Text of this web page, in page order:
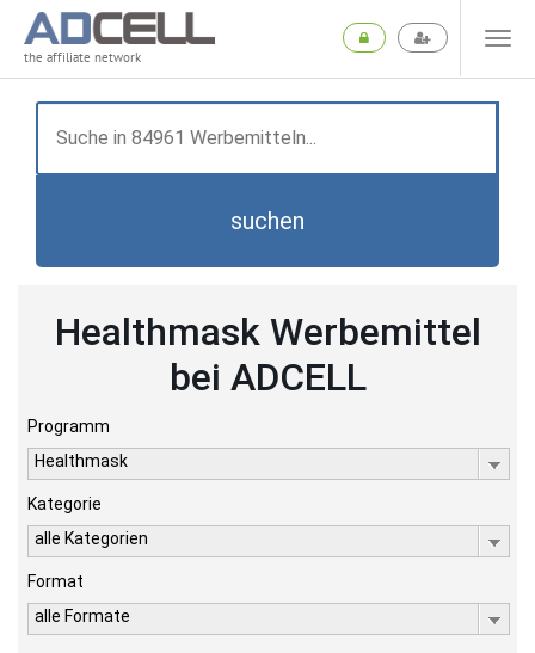
the affiliate network
suchen
Healthmask Werbemittel
bei ADCELL
Programm
Healthmask
Kategorie
alle Kategorien
Format
alle Formate